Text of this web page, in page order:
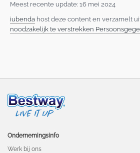
Meest recente update: 16 mei 2024
iubenda host deze content en verzamelt
noodzakelijk te verstrekken
Ondernemingsinfo
Werk bij ons